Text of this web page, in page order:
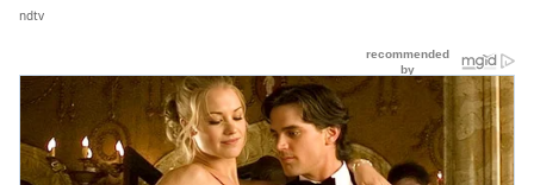
ndtv